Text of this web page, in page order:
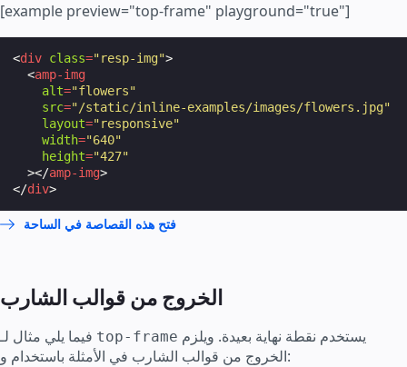
[example preview="top-frame" playground="true"]
<div class="resp-img">
<amp-img
alt="flowers"
src="/static/inline-examples/images/flowers.jpg"
layout="responsive"
width="640"
height="427"
></amp-img>
</div>
فتح هذه القصاصة في الساحة
الخروج من قوالب الشارب
top-frame
الخروج من قوالب الشارب في الأمثلة باستخدام و :